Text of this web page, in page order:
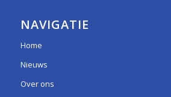
NAVIGATIE
Home
Nieuws
Over ons